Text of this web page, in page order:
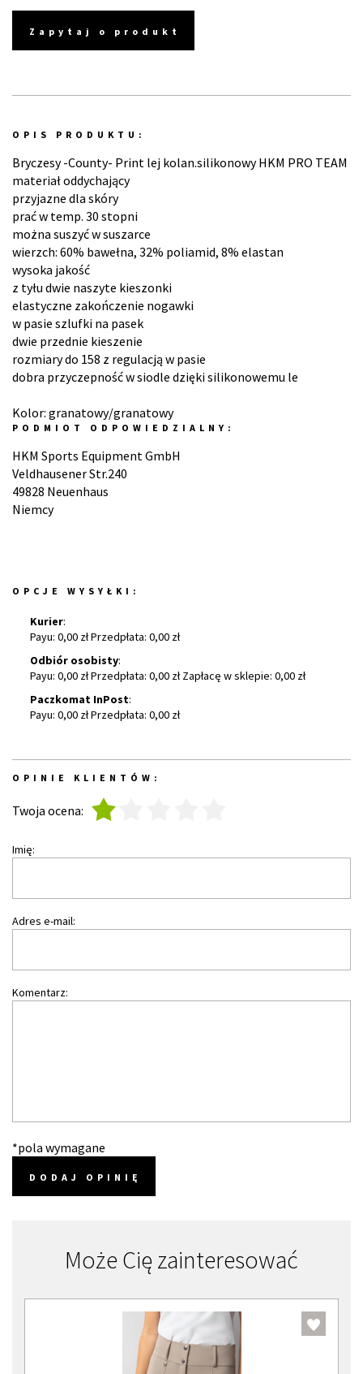
Zapytaj o produkt
OPIS PRODUKTU:
Bryczesy -County- Print lej kolan.silikonowy HKM PRO TEAM
materiał oddychający
przyjazne dla skóry
prać w temp. 30 stopni
można suszyć w suszarce
wierzch: 60% bawełna, 32% poliamid, 8% elastan
wysoka jakość
z tyłu dwie naszyte kieszonki
elastyczne zakończenie nogawki
w pasie szlufki na pasek
dwie przednie kieszenie
rozmiary do 158 z regulacją w pasie
dobra przyczepność w siodle dzięki silikonowemu le
Kolor: granatowy/granatowy
PODMIOT ODPOWIEDZIALNY:
HKM Sports Equipment GmbH
Veldhausener Str.240
49828 Neuenhaus
Niemcy
OPCJE WYSYŁKI:
Kurier:
Payu: 0,00 zł Przedpłata: 0,00 zł
Odbiór osobisty:
Payu: 0,00 zł Przedpłata: 0,00 zł Zapłacę w sklepie: 0,00 zł
Paczkomat InPost:
Payu: 0,00 zł Przedpłata: 0,00 zł
OPINIE KLIENTÓW:
Twoja ocena:
Imię:
Adres e-mail:
Komentarz:
*pola wymagane
DODAJ OPINIĘ
Może Cię zainteresować